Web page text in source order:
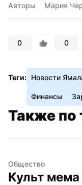
Авторы Мария
0 0
Теги: Новости
Финансы
Также по
Общество
Культ